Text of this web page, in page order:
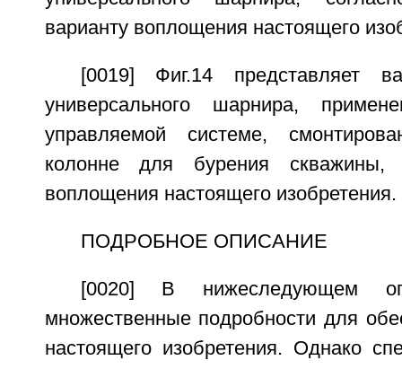
варианту воплощения настоящего
[0019] Фиг.14 представляет
универсального шарнира,
управляемой системе,
колонне для бурения скважины,
воплощения настоящего изобретения.
ПОДРОБНОЕ ОПИСАНИЕ
[0020] В нижеследующем
множественные подробности для
настоящего изобретения. Однако